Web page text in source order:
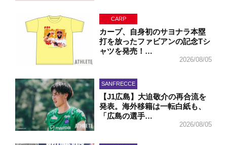
CARP
カープ、自身初のサヨナラ本塁
打を放ったファビアンの記念Tシ
ャツを発売！…
2026/08/05
SANFRECCE
【J1広島】大迫敬介の再合流を
発表。海外移籍は一転白紙も、
「広島の選手…
2026/08/05